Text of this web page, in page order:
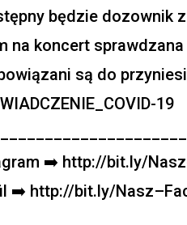
będzie dozownik
na koncert
są do
19
➡️ http://bit.ly/
➡️ http://bit.ly/